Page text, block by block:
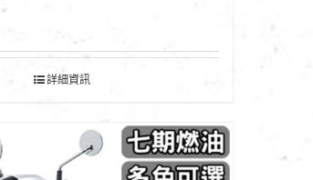
詳細資訊